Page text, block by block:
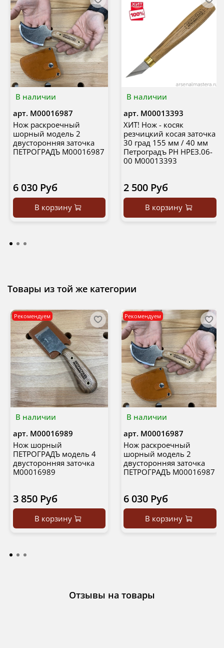
В наличии
арт. М00016987
Нож раскроечный
шорный модель 2
двусторонняя заточка
ПЕТРОГРАДЪ М00016987
6 030 Руб
В корзину
В наличии
арт. М00013393
ХИТ! Нож - косяк
резчицкий косая заточка
30 град 155 мм / 40 мм
Петроградъ РН НРЕЗ.06-
00 М00013393
2 500 Руб
В корзину
Товары из той же категории
В наличии
Рекомендуем
арт. М00016989
Нож шорный
ПЕТРОГРАДЪ модель 4
двусторонняя заточка
М00016989
3 850 Руб
В корзину
В наличии
Рекомендуем
арт. М00016987
Нож раскроечный
шорный модель 2
двусторонняя заточка
ПЕТРОГРАДЪ М00016987
6 030 Руб
В корзину
Отзывы на товары